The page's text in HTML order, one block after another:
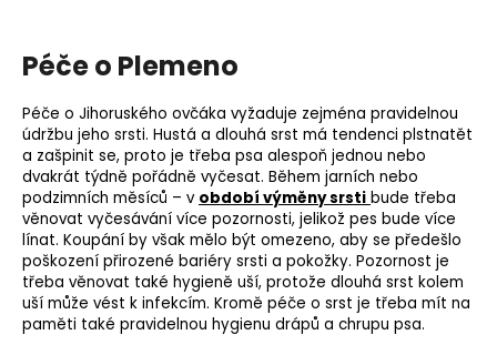
Péče o Plemeno
Péče o Jihoruského ovčáka vyžaduje zejména pravidelnou
údržbu jeho srsti. Hustá a dlouhá srst má tendenci plstnatět
a zašpinit se, proto je třeba psa alespoň jednou nebo
dvakrát týdně pořádně vyčesat. Během jarních nebo
podzimních měsíců – v období výměny srsti bude třeba
věnovat vyčesávání více pozornosti, jelikož pes bude více
línat. Koupání by však mělo být omezeno, aby se předešlo
poškození přirozené bariéry srsti a pokožky. Pozornost je
třeba věnovat také hygieně uší, protože dlouhá srst kolem
uší může vést k infekcím. Kromě péče o srst je třeba mít na
paměti také pravidelnou hygienu drápů a chrupu psa.